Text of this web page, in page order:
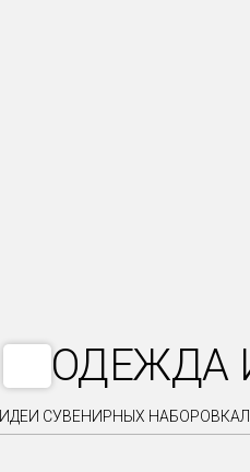
ОДЕЖДА
ИДЕИ СУВЕНИРНЫХ НАБОРОВ